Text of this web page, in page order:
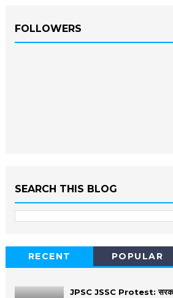
FOLLOWERS
SEARCH THIS BLOG
RECENT POPULAR
JPSC JSSC Protest: सरकार